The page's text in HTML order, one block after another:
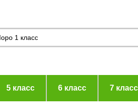
5 класс 6 класс 7 класс